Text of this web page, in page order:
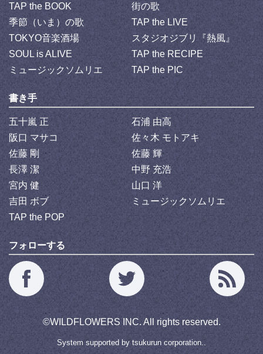
TAP the BOOK
街の歌
季節（いま）の歌
TAP the LIVE
TOKYO音楽酒場
スタジオジブリ『熱風』
SOUL is ALIVE
TAP the RECIPE
ミュージックソムリエ
TAP the PIC
書き手
五十嵐 正
石浦 由高
阪口 マサコ
佐々木 モトアキ
佐藤 剛
佐藤 輝
長澤 潔
中野 充浩
宮内 健
山口 洋
吉田 ボブ
ミュージックソムリエ
TAP the POP
フォローする
©WILDFLOWERS INC. All rights reserved.
System supported by tsukurun corporation..